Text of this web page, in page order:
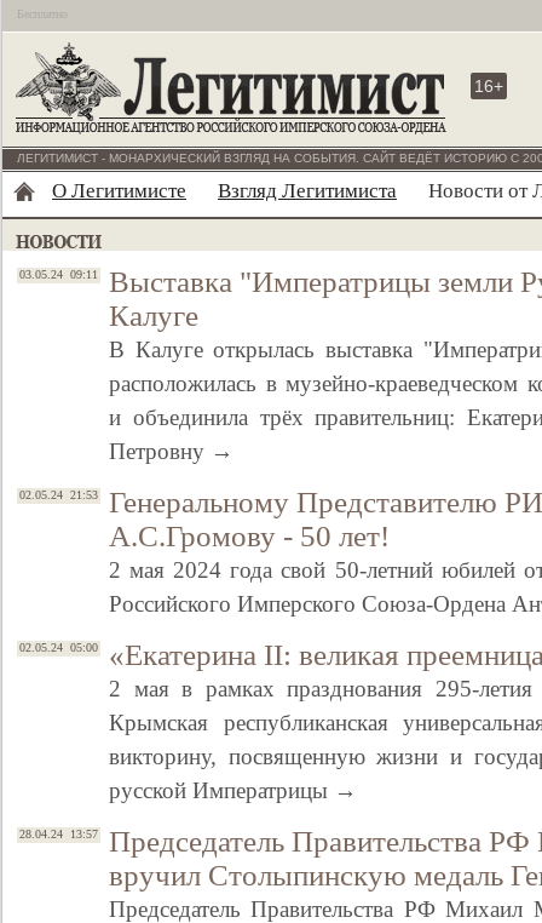
Бесплатно
16+
ЛЕГИТИМИСТ - МОНАРХИЧЕСКИЙ ВЗГЛЯД НА СОБЫТИЯ. САЙТ ВЕДЁТ ИСТОРИЮ С
О Легитимисте Взгляд Легитимиста Новости от
03.05.24 09:11
Выставка "Императрицы земли
Калуге
В Калуге открылась выставка
расположилась в музейно-краеведческом
и объединила трёх правительниц:
Петровну →
02.05.24 21:53
Генеральному Представителю
А.С.Громову - 50 лет!
2 мая 2024 года свой 50-летний юбилей
Российского Имперского Союза-Ордена
02.05.24 05:00 «Екатерина II: великая
2 мая в рамках празднования 295-
Крымская республиканская
викторину, посвященную жизни и
русской Императрицы →
28.04.24 13:57
Председатель Правительства
вручил Столыпинскую медаль
Председатель Правительства РФ